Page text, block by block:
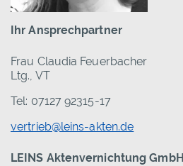
Ihr Ansprechpartner
Frau Claudia Feuerbacher
Ltg., VT
Tel: 07127 92315-17
vertrieb@leins-akten.de
LEINS Aktenvernichtung GmbH